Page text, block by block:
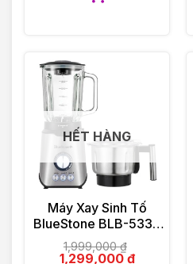
HẾT HÀNG
Máy Xay Sinh Tố
BlueStone BLB-5339
1.5 Lít 800W
1,999,000₫
1,299,000 ₫